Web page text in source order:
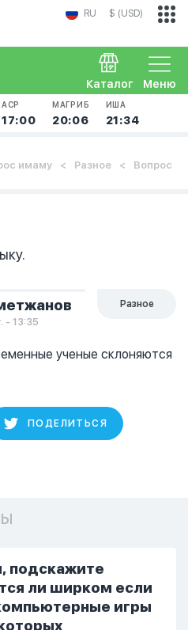
RU $ (USD)
Меню
Каталог
АСР
17:00
МАГРИБ
20:06
ИША
21:34
имаму Разное Вопрос
- 13:35
Разное
ученые склоняются
ПОДЕЛИТЬСЯ
подскажите
ли ширком если
игры